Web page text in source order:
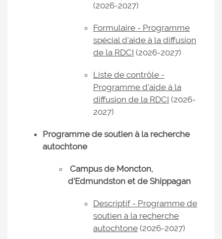
(2026-2027)
Formulaire - Programme
spécial d'aide à la diffusion
de la RDCI (2026-2027)
Liste de contrôle -
Programme d'aide à la
diffusion de la RDCI (2026-
2027)
Programme de soutien à la recherche
autochtone
Campus de Moncton,
d’Edmundston et de Shippagan
Descriptif - Programme de
soutien à la recherche
autochtone (2026-2027)